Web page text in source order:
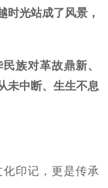
时光站成了风景，
族对革故鼎新、
未中断、生生不息
印记，更是传承